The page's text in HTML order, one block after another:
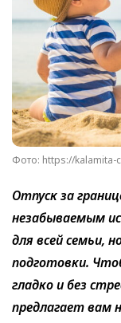
Фото: https://kalamita-
Отпуск за
незабываемым
для всей семьи,
подготовки.
гладко и без
предлагает вам